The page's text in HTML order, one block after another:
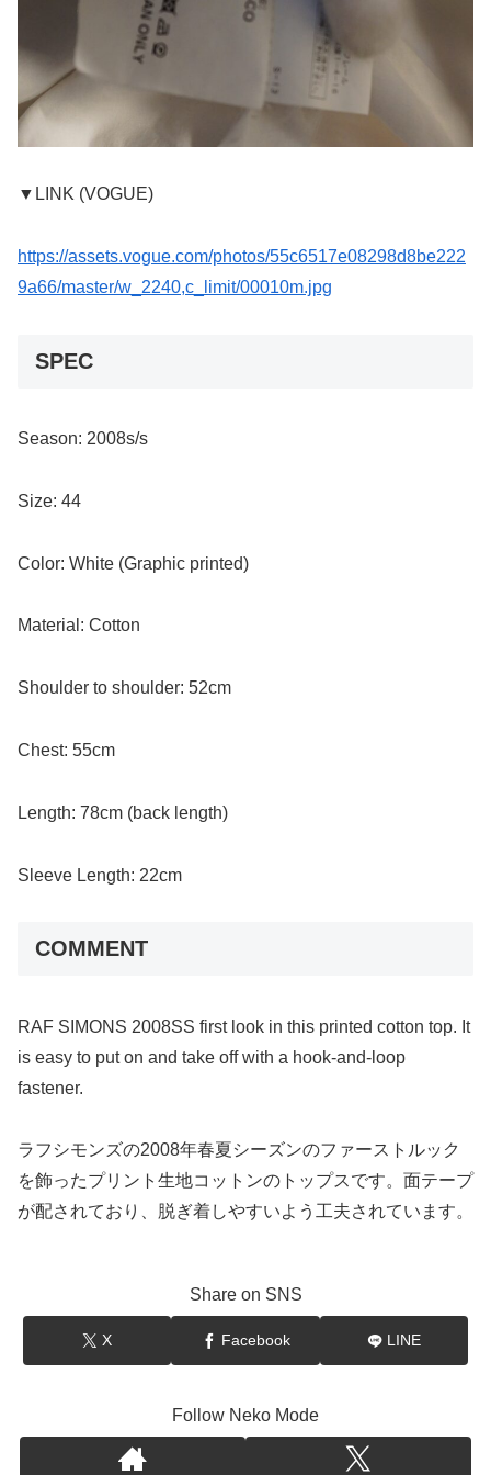
▼LINK (VOGUE)
https://assets.vogue.com/photos/55c6517e08298d8be222
9a66/master/w_2240,c_limit/00010m.jpg
SPEC
Season: 2008s/s
Size: 44
Color: White (Graphic printed)
Material: Cotton
Shoulder to shoulder: 52cm
Chest: 55cm
Length: 78cm (back length)
Sleeve Length: 22cm
COMMENT
RAF SIMONS 2008SS first look in this printed cotton top. It
is easy to put on and take off with a hook-and-loop
fastener.
ラフシモンズの2008年春夏シーズンのファーストルック
を飾ったプリント生地コットンのトップスです。面テープ
が配されており、脱ぎ着しやすいよう工夫されています。
Share on SNS
X Facebook LINE
Follow Neko Mode